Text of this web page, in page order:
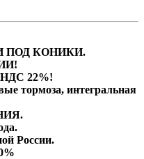
ПОД КОНИКИ.
22%!
тормоза, интегральная
России.